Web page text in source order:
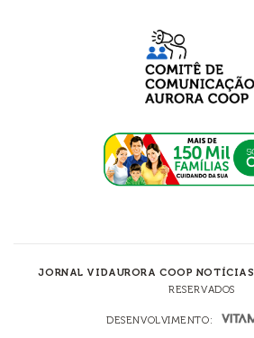
JORNAL VIDAURORA COOP NOTÍCIAS
RESERVADOS
DESENVOLVIMENTO: